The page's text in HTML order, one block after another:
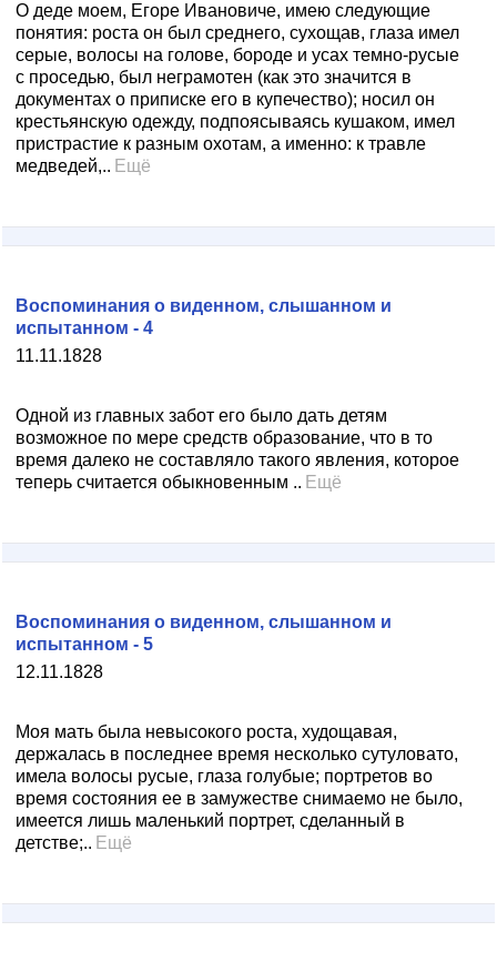
О деде моем, Егоре Ивановиче, имею следующие
понятия: роста он был среднего, сухощав, глаза имел
серые, волосы на голове, бороде и усах темно-русые
с проседью, был неграмотен (как это значится в
документах о приписке его в купечество); носил он
крестьянскую одежду, подпоясываясь кушаком, имел
пристрастие к разным охотам, а именно: к травле
медведей,.. Ещё
11.11.1828
Воспоминания о виденном, слышанном и
испытанном - 4
Одной из главных забот его было дать детям
возможное по мере средств образование, что в то
время далеко не составляло такого явления, которое
теперь считается обыкновенным .. Ещё
12.11.1828
Воспоминания о виденном, слышанном и
испытанном - 5
Моя мать была невысокого роста, худощавая,
держалась в последнее время несколько сутуловато,
имела волосы русые, глаза голубые; портретов во
время состояния ее в замужестве снимаемо не было,
имеется лишь маленький портрет, сделанный в
детстве;.. Ещё